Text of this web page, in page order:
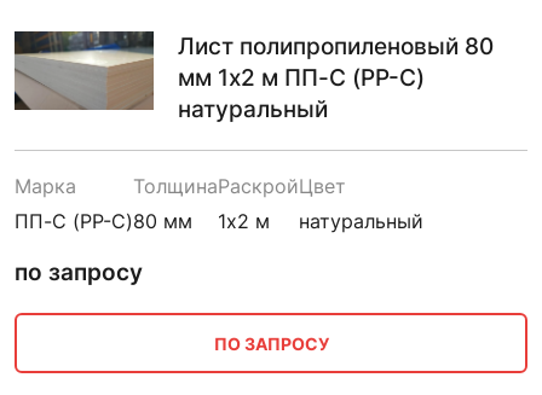
Лист полипропиленовый 80
мм 1х2 м ПП-С (PP-C)
натуральный
Марка
ПП-С (PP-C)
Толщина
80 мм
Раскрой
1х2 м
Цвет
натуральный
по запросу
ПО ЗАПРОСУ